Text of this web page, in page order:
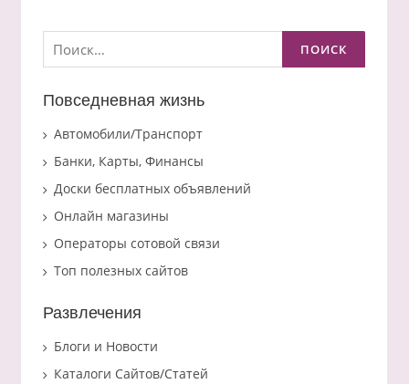
Найти:
Повседневная жизнь
Автомобили/Транспорт
Банки, Карты, Финансы
Доски бесплатных объявлений
Онлайн магазины
Операторы сотовой связи
Топ полезных сайтов
Развлечения
Блоги и Новости
Каталоги Сайтов/Статей